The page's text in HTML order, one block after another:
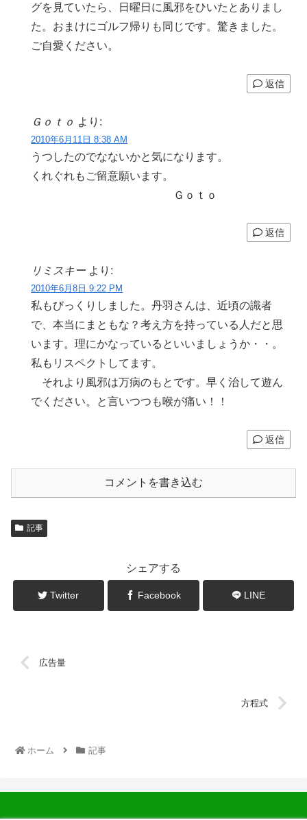
グを見ていたら、日曜日に風邪をひいたとありまし
た。おまけにゴルフ帰りも同じです。驚きました。
ご自愛ください。
返信
Ｇｏｔｏ より:
2010年6月11日 8:38 AM
うつしたのでなないかと気になります。
くれぐれもご留意願います。
Ｇｏｔｏ
返信
リミスキー より:
2010年6月8日 9:22 PM
私もびっくりしました。丹羽さんは、近頃の識者
で、本当にまともな？考え方を持っている人だと思
います。理にかなっているといいましょうか・・。
私もリスペクトしてます。
それより風邪は万病のもとです。早く治して遊ん
でください。と言いつつも喉が痛い！！
返信
コメントを書き込む
記事
シェアする
Twitter Facebook LINE
広告量
方程式
ホーム 記事